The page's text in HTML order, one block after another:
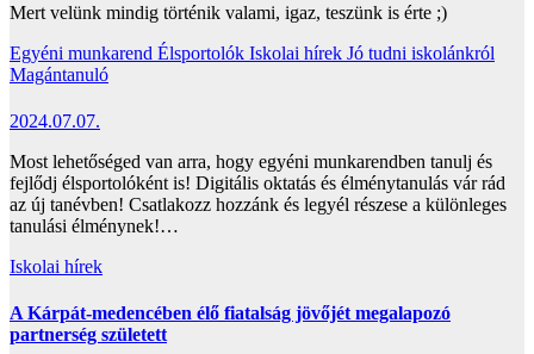
Mert velünk mindig történik valami, igaz, teszünk is érte ;)
Egyéni munkarend Élsportolók Iskolai hírek Jó tudni iskolánkról
Magántanuló
2024.07.07.
Most lehetőséged van arra, hogy egyéni munkarendben tanulj és
fejlődj élsportolóként is! Digitális oktatás és élménytanulás vár rád
az új tanévben! Csatlakozz hozzánk és legyél részese a különleges
tanulási élménynek!…
Iskolai hírek
A Kárpát-medencében élő fiatalság jövőjét megalapozó
partnerség született